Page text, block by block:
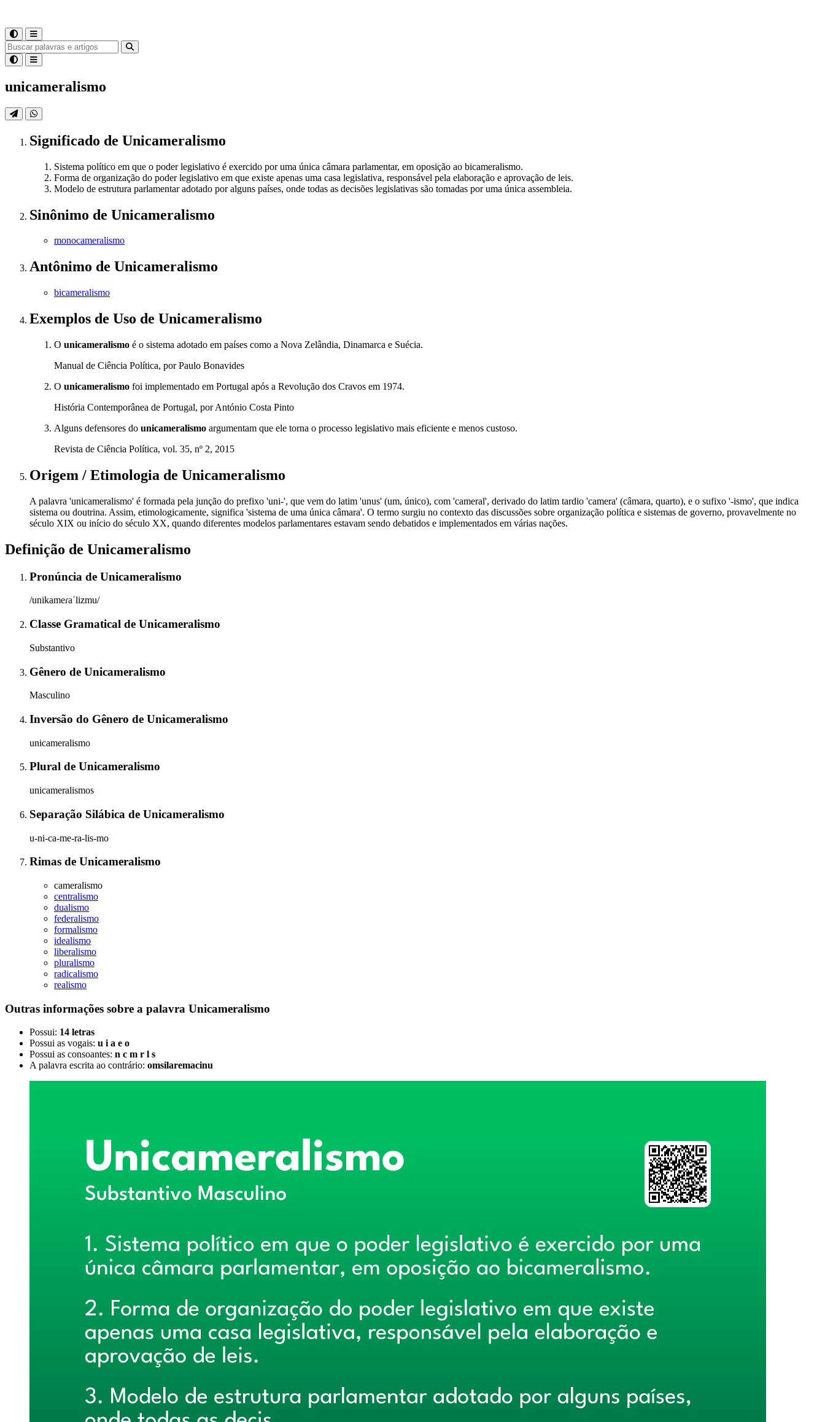
unicameralismo
Significado de Unicameralismo
Sistema político em que o poder legislativo é exercido por uma única câmara parlamentar, em oposição ao bicameralismo.
Forma de organização do poder legislativo em que existe apenas uma casa legislativa, responsável pela elaboração e aprovação de leis.
Modelo de estrutura parlamentar adotado por alguns países, onde todas as decisões legislativas são tomadas por uma única assembleia.
Sinônimo de Unicameralismo
monocameralismo
Antônimo de Unicameralismo
bicameralismo
Exemplos de Uso de Unicameralismo
O unicameralismo é o sistema adotado em países como a Nova Zelândia, Dinamarca e Suécia.
Manual de Ciência Política, por Paulo Bonavides
O unicameralismo foi implementado em Portugal após a Revolução dos Cravos em 1974.
História Contemporânea de Portugal, por António Costa Pinto
Alguns defensores do unicameralismo argumentam que ele torna o processo legislativo mais eficiente e menos custoso.
Revista de Ciência Política, vol. 35, nº 2, 2015
Origem / Etimologia de Unicameralismo
A palavra 'unicameralismo' é formada pela junção do prefixo 'uni-', que vem do latim 'unus' (um, único), com 'cameral', derivado do latim tardio 'camera' (câmara, quarto), e o sufixo '-ismo', que indica
sistema ou doutrina. Assim, etimologicamente, significa 'sistema de uma única câmara'. O termo surgiu no contexto das discussões sobre organização política e sistemas de governo, provavelmente no
século XIX ou início do século XX, quando diferentes modelos parlamentares estavam sendo debatidos e implementados em várias nações.
Definição de Unicameralismo
Pronúncia de Unicameralismo
/unikameɾaˈlizmu/
Classe Gramatical de Unicameralismo
Substantivo
Gênero de Unicameralismo
Masculino
Inversão do Gênero de Unicameralismo
unicameralismo
Plural de Unicameralismo
unicameralismos
Separação Silábica de Unicameralismo
u-ni-ca-me-ra-lis-mo
Rimas de Unicameralismo
cameralismo
centralismo
dualismo
federalismo
formalismo
idealismo
liberalismo
pluralismo
radicalismo
realismo
Outras informações sobre a palavra Unicameralismo
Possui: 14 letras
Possui as vogais: u i a e o
Possui as consoantes: n c m r l s
A palavra escrita ao contrário: omsilaremacinu